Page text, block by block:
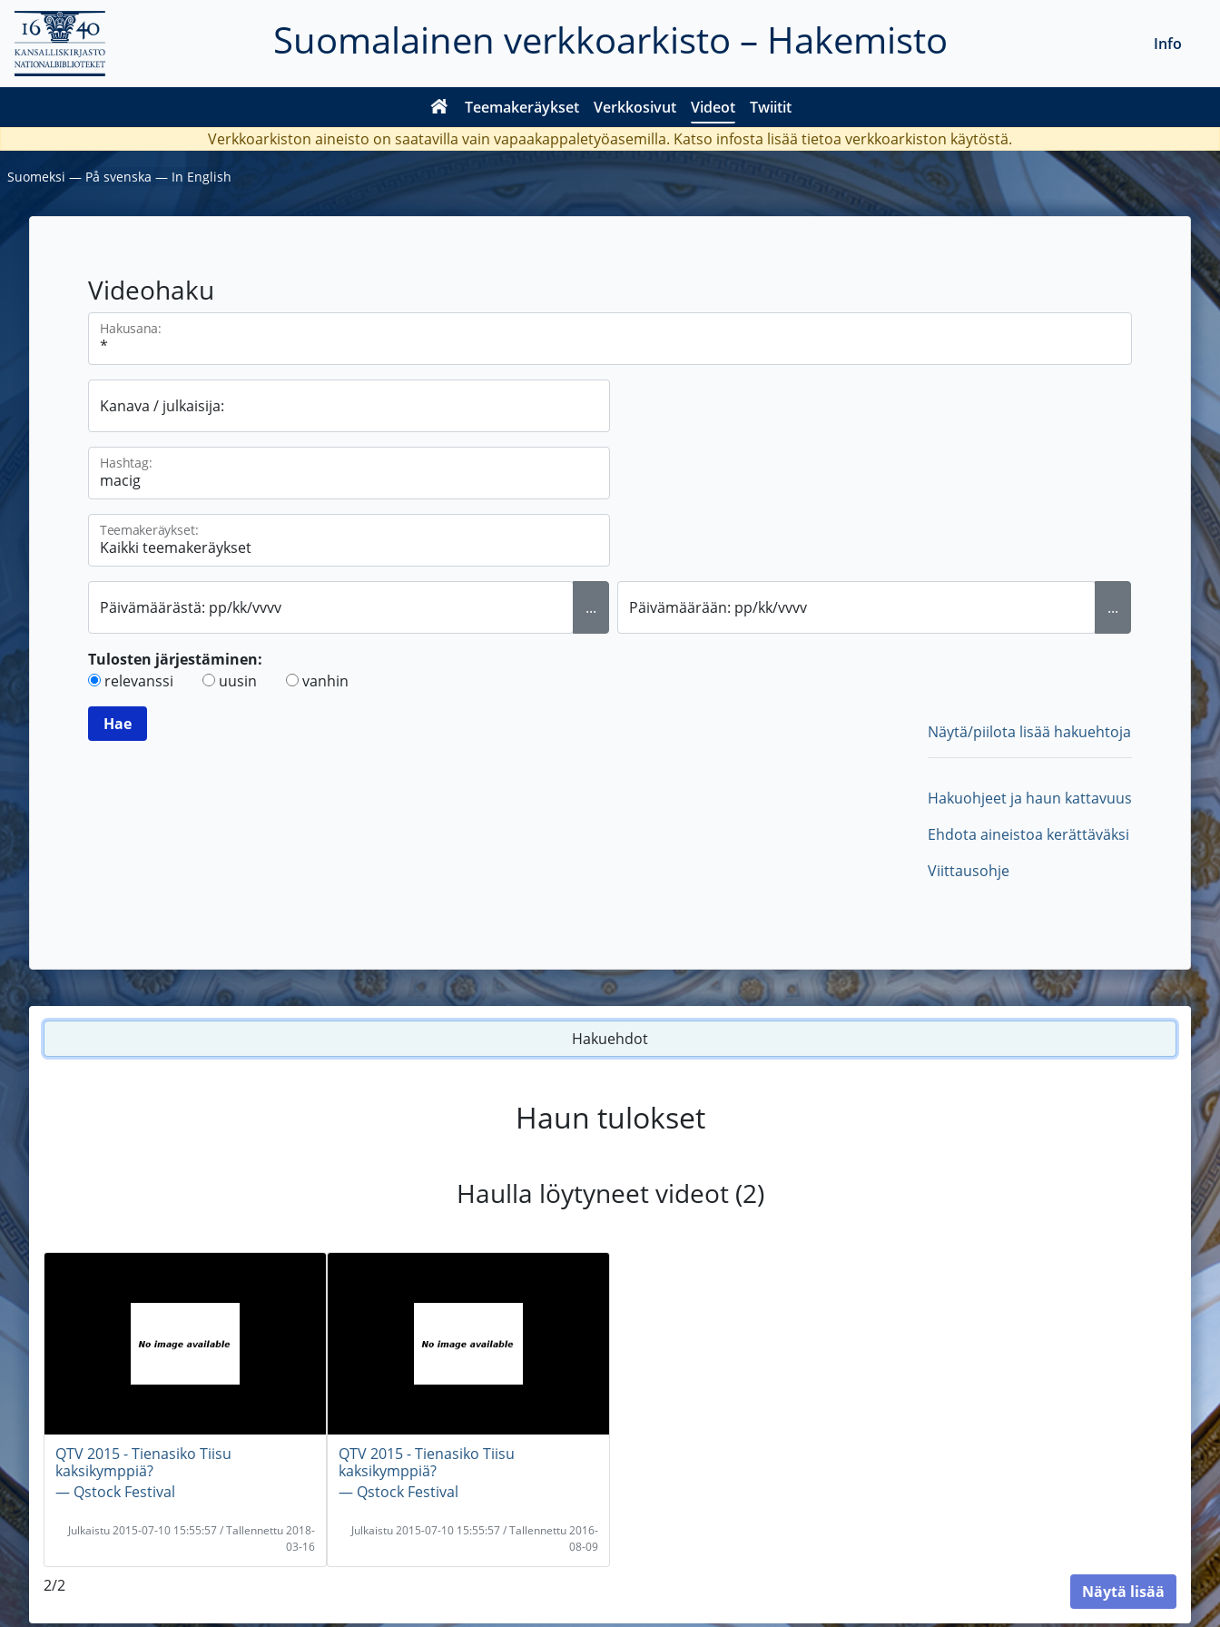
Suomalainen verkkoarkisto – Hakemisto
Teemakeräykset Verkkosivut Videot Twiitit
Info
Verkkoarkiston aineisto on saatavilla vain vapaakappaletyöasemilla. Katso infosta lisää tietoa verkkoarkiston käytöstä.
Suomeksi ― På svenska ― In English
Videohaku
Hakusana:
Kanava / julkaisija:
Hashtag:
Teemakeräykset:
Päivämäärästä: pp/kk/vvvv ... Päivämäärään: pp/kk/vvvv ...
Tulosten järjestäminen:
relevanssi
uusin vanhin
Näytä/piilota lisää hakuehtoja
Hakuohjeet ja haun kattavuus
Ehdota aineistoa kerättäväksi
Viittausohje
Hakuehdot
Haun tulokset
Haulla löytyneet videot (2)
QTV 2015 - Tienasiko Tiisu
kaksikymppiä?
― Qstock Festival
Julkaistu 2015-07-10 15:55:57 / Tallennettu 2018-
03-16
QTV 2015 - Tienasiko Tiisu
kaksikymppiä?
― Qstock Festival
Julkaistu 2015-07-10 15:55:57 / Tallennettu 2016-
08-09
2/2 Näytä lisää